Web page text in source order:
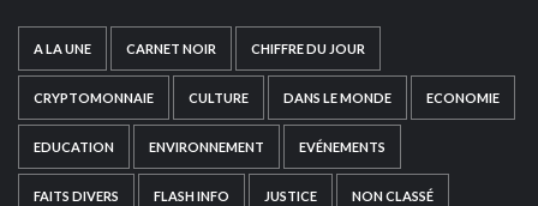
A LA UNE CARNET NOIR CHIFFRE DU JOUR
CRYPTOMONNAIE CULTURE DANS LE MONDE ECONOMIE
EDUCATION ENVIRONNEMENT EVÉNEMENTS
FAITS DIVERS FLASH INFO JUSTICE NON CLASSÉ